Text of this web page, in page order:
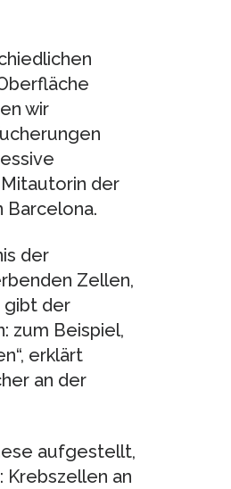
wir
der
Barcelona.
der
Zellen,
gibt der
zum Beispiel,
erklärt
an der
aufgestellt,
Krebszellen an